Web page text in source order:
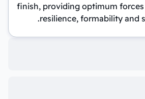
finish, providing optimum
resilience, formability and